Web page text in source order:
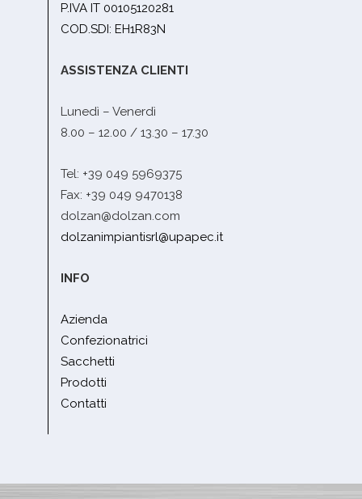
P.IVA IT 00105120281
COD.SDI: EH1R83N
ASSISTENZA CLIENTI
Lunedì – Venerdì
8.00 – 12.00 / 13.30 – 17.30
Tel: +39 049 5969375
Fax: +39 049 9470138
dolzan@dolzan.com
dolzanimpiantisrl@upapec.it
INFO
Azienda
Confezionatrici
Sacchetti
Prodotti
Contatti